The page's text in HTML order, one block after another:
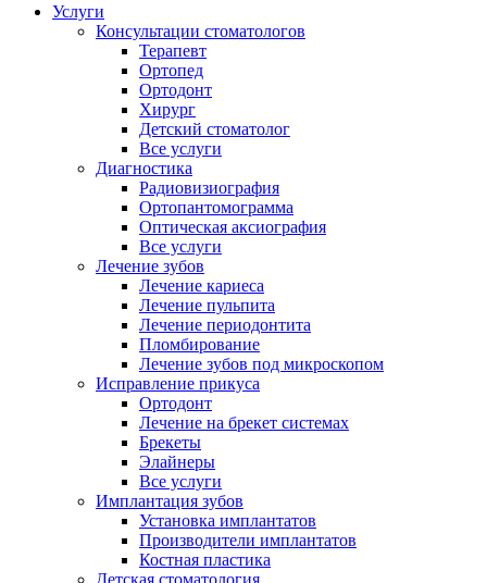
Услуги
Консультации стоматологов
Терапевт
Ортопед
Ортодонт
Хирург
Детский стоматолог
Все услуги
Диагностика
Радиовизиография
Ортопантомограмма
Оптическая аксиография
Все услуги
Лечение зубов
Лечение кариеса
Лечение пульпита
Лечение периодонтита
Пломбирование
Лечение зубов под микроскопом
Исправление прикуса
Ортодонт
Лечение на брекет системах
Брекеты
Элайнеры
Все услуги
Имплантация зубов
Установка имплантатов
Производители имплантатов
Костная пластика
Детская стоматология